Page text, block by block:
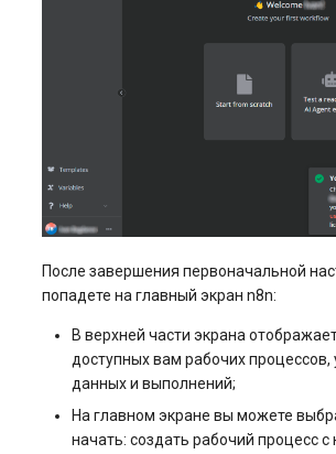
После завершения первоначальной
попадете на главный экран n8n:
В верхней части экрана
доступных вам рабочих процессов,
данных и выполнений;
На главном экране вы можете
начать: создать рабочий процесс с